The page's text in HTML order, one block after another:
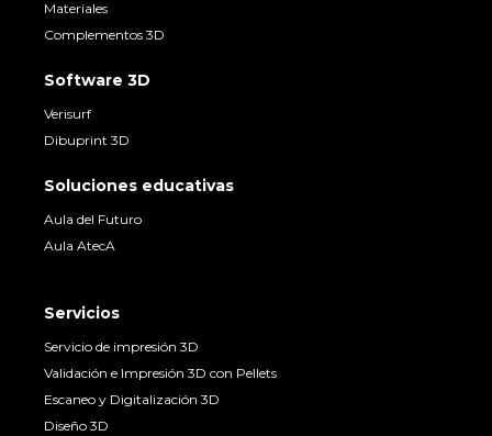
Materiales
Complementos 3D
Software 3D
Verisurf
Dibuprint 3D
Soluciones educativas
Aula del Futuro
Aula AtecA
Servicios
Servicio de impresión 3D
Validación e Impresión 3D con Pellets
Escaneo y Digitalización 3D
Diseño 3D